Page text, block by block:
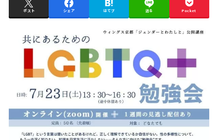
ポスト シェア はてブ 送る Pocket